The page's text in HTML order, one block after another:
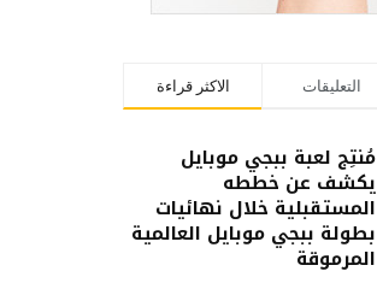
الاكثر قراءة التعليقات
مُنتِج لعبة ببجي موبايل
يكشف عن خططه
المستقبلية خلال نهائيات
بطولة ببجي موبايل العالمية
المرموقة